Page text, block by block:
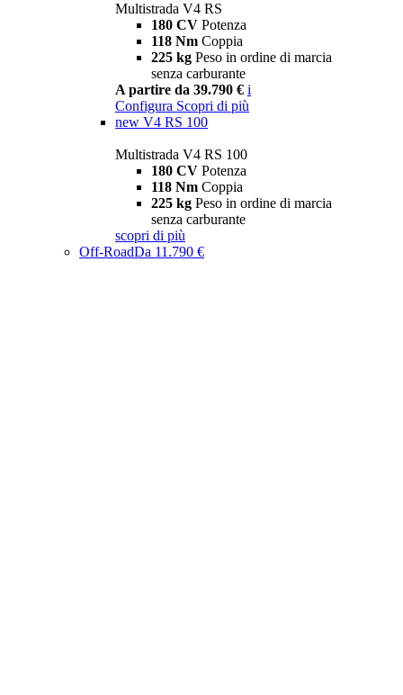
Multistrada V4 RS
180 CV Potenza
118 Nm Coppia
225 kg Peso in ordine di marcia
senza carburante
A partire da 39.790 € i
Configura Scopri di più
new V4 RS 100
Multistrada V4 RS 100
180 CV Potenza
118 Nm Coppia
225 kg Peso in ordine di marcia
senza carburante
scopri di più
Off-RoadDa 11.790 €